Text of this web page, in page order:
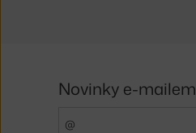
Novinky e-mailem